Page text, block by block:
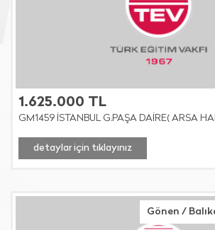
1.625.000 TL
GM1459 İSTANBUL G.PAŞA DAİRE( ARSA
detaylar için tıklayınız
Gönen /